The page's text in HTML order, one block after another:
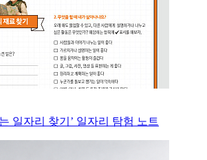
일자리 찾기’ 일자리 탐험 노트